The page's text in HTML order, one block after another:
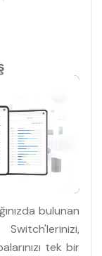
bulunan
tek bir